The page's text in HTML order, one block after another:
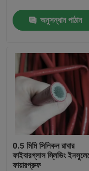
মান নিয়ন্ত্রণ
উদ্ধৃতির জন্য আবেদন
নমনীয় পিভিসি টিউবিং
তাপ সঙ্কুচিত নল
ঢেউখেলান নমনীয় টিউবিং
অনুসন্ধান পাঠান
0.5 মিমি সিলিকন রাবার
ফাইবারগ্লাস স্লিভিং
ফায়ারপ্রুফ